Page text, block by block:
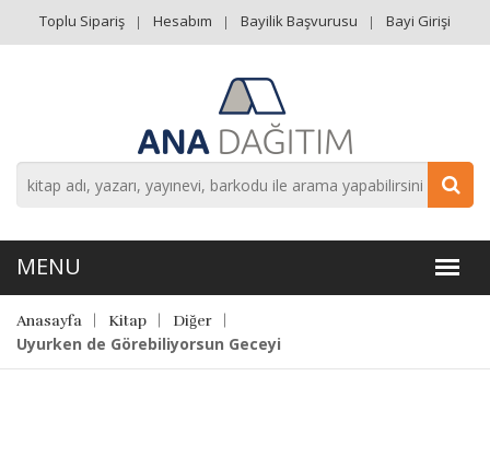
Toplu Sipariş Hesabım Bayilik Başvurusu Bayi Girişi
Anasayfa Kitap Diğer
Uyurken de Görebiliyorsun Geceyi